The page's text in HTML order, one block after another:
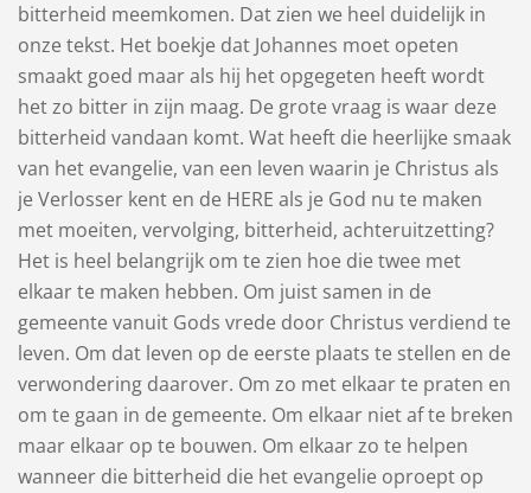
bitterheid meemkomen. Dat zien we heel duidelijk in
onze tekst. Het boekje dat Johannes moet opeten
smaakt goed maar als hij het opgegeten heeft wordt
het zo bitter in zijn maag. De grote vraag is waar deze
bitterheid vandaan komt. Wat heeft die heerlijke smaak
van het evangelie, van een leven waarin je Christus als
je Verlosser kent en de HERE als je God nu te maken
met moeiten, vervolging, bitterheid, achteruitzetting?
Het is heel belangrijk om te zien hoe die twee met
elkaar te maken hebben. Om juist samen in de
gemeente vanuit Gods vrede door Christus verdiend te
leven. Om dat leven op de eerste plaats te stellen en de
verwondering daarover. Om zo met elkaar te praten en
om te gaan in de gemeente. Om elkaar niet af te breken
maar elkaar op te bouwen. Om elkaar zo te helpen
wanneer die bitterheid die het evangelie oproept op